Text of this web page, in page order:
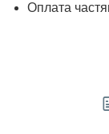
Оплата